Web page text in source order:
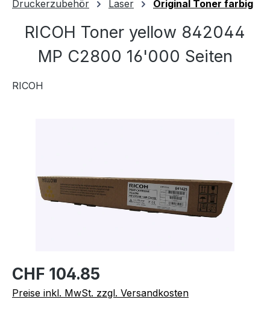
Druckerzubehör Laser Original Toner farbig
RICOH Toner yellow 842044
MP C2800 16'000 Seiten
RICOH
CHF 104.85
Preise inkl. MwSt. zzgl. Versandkosten